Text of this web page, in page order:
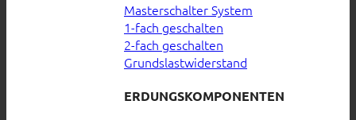
Masterschalter System
1-fach geschalten
2-fach geschalten
Grundslastwiderstand
ERDUNGSKOMPONENTEN